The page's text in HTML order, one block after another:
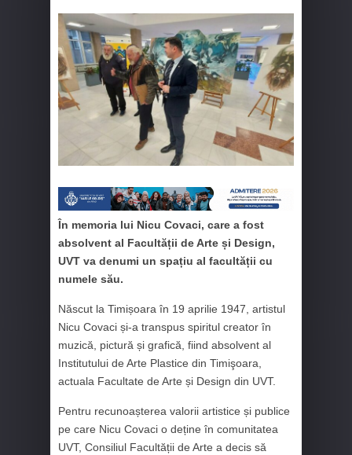
În memoria lui Nicu Covaci, care a fost
absolvent al Facultății de Arte și Design,
UVT va denumi un spațiu al facultății cu
numele său.
Născut la Timișoara în 19 aprilie 1947, artistul
Nicu Covaci și-a transpus spiritul creator în
muzică, pictură și grafică, fiind absolvent al
Institutului de Arte Plastice din Timişoara,
actuala Facultate de Arte și Design din UVT.
Pentru recunoașterea valorii artistice și publice
pe care Nicu Covaci o deține în comunitatea
UVT, Consiliul Facultății de Arte a decis să